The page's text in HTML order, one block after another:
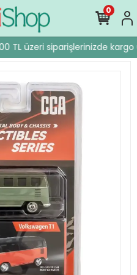
TL üzeri siparişlerinizde kargo
0